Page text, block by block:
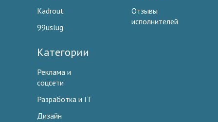
Kadrout
99uslug
Отзывы
исполнителей
Категории
Реклама и
соцсети
Разработка и IT
Дизайн